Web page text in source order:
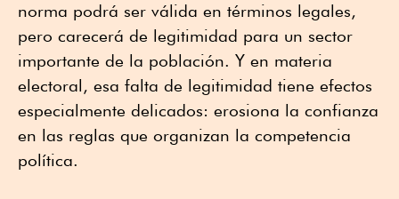
norma podrá ser válida en términos legales,
pero carecerá de legitimidad para un sector
importante de la población. Y en materia
electoral, esa falta de legitimidad tiene efectos
especialmente delicados: erosiona la confianza
en las reglas que organizan la competencia
política.